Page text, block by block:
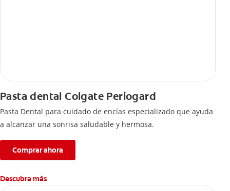
Pasta dental Colgate Periogard
Pasta Dental para cuidado de encías especializado que ayuda
a alcanzar una sonrisa saludable y hermosa.
Comprar ahora
Descubra más